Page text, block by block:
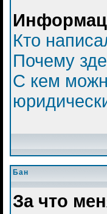
Кто
Почему
С кем
Бан
За что